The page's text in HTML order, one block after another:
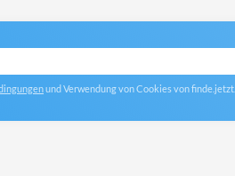
und Verwendung von Cookies von finde.jetzt.